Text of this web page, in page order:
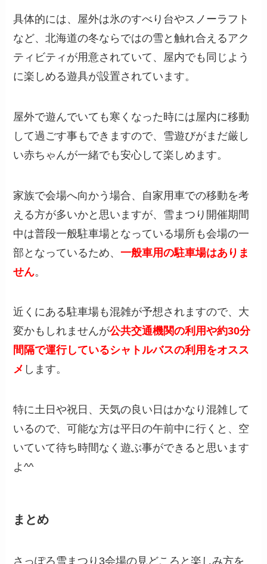
具体的には、屋外は氷のすべり台やスノーラフト
など、北海道の冬ならではの雪と触れ合えるアク
ティビティが用意されていて、屋内でも同じよう
に楽しめる遊具が設置されています。
屋外で遊んでいても寒くなった時には屋内に移動
して過ごす事もできますので、雪遊びがまだ厳し
い赤ちゃんが一緒でも安心して楽しめます。
家族で会場へ向かう場合、自家用車での移動を考
える方が多いかと思いますが、雪まつり開催期間
中は普段一般駐車場となっている場所も会場の一
部となっているため、一般車用の駐車場はありま
せん。
近くにある駐車場も混雑が予想されますので、大
変かもしれませんが公共交通機関の利用や約30分
間隔で運行しているシャトルバスの利用をオスス
メ します。
特に土日や祝日、天気の良い日はかなり混雑して
いるので、可能な方は平日の午前中に行くと、空
いていて待ち時間なく遊ぶ事ができると思います
よ^^
まとめ
さっぽろ雪まつり3会場の見どころと楽しみ方を